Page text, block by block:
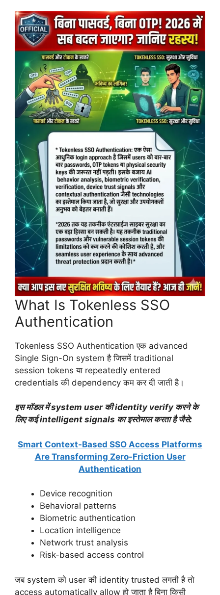
What Is Tokenless SSO
Authentication
Tokenless SSO Authentication एक advanced
Single Sign-On system है जिसमें traditional
session tokens या repeatedly entered
credentials की dependency कम कर दी जाती है।
इस मॉडल में system user की identity verify करने के
लिए कई intelligent signals का इस्तेमाल करता है जैसे:
Smart Context-Based SSO Access Platforms
Are Transforming Zero-Friction User
Authentication
Device recognition
Behavioral patterns
Biometric authentication
Location intelligence
Network trust analysis
Risk-based access control
जब system को user की identity trusted लगती है तो
access automatically allow हो जाता है बिना किसी